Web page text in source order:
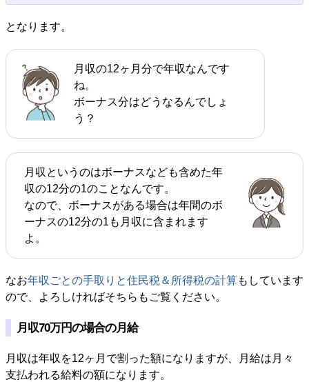
となります。
月収の12ヶ月分で年収なんです
ね。
ボーナス分はどうなるんでしょ
う？
月収というのはボーナスなども含めた年
収の12分の1のことなんです。
なので、ボーナスがある場合は年間のボ
ーナスの12分の1も月収に含まれます
よ。
なお年収ごとの手取りと住民税＆所得税の計算もしています
ので、よろしければそちらもご覧ください。
月収70万円の場合の月給
月収は年収を12ヶ月で割った額になりますが、月給は月々
支払われる給料の額になります。